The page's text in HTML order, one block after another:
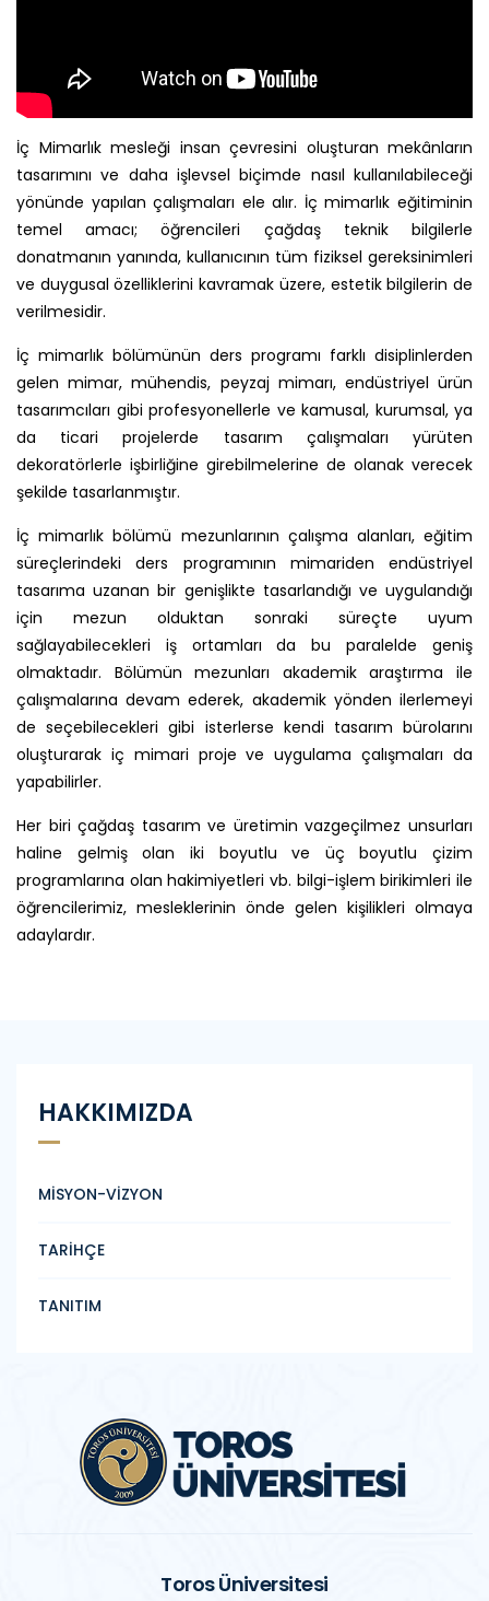
İç Mimarlık mesleği insan çevresini oluşturan mekânların
tasarımını ve daha işlevsel biçimde nasıl kullanılabileceği
yönünde yapılan çalışmaları ele alır. İç mimarlık eğitiminin
temel amacı; öğrencileri çağdaş teknik bilgilerle
donatmanın yanında, kullanıcının tüm fiziksel gereksinimleri
ve duygusal özelliklerini kavramak üzere, estetik bilgilerin de
verilmesidir.
İç mimarlık bölümünün ders programı farklı disiplinlerden
gelen mimar, mühendis, peyzaj mimarı, endüstriyel ürün
tasarımcıları gibi profesyonellerle ve kamusal, kurumsal, ya
da ticari projelerde tasarım çalışmaları yürüten
dekoratörlerle işbirliğine girebilmelerine de olanak verecek
şekilde tasarlanmıştır.
İç mimarlık bölümü mezunlarının çalışma alanları, eğitim
süreçlerindeki ders programının mimariden endüstriyel
tasarıma uzanan bir genişlikte tasarlandığı ve uygulandığı
için mezun olduktan sonraki süreçte uyum
sağlayabilecekleri iş ortamları da bu paralelde geniş
olmaktadır. Bölümün mezunları akademik araştırma ile
çalışmalarına devam ederek, akademik yönden ilerlemeyi
de seçebilecekleri gibi isterlerse kendi tasarım bürolarını
oluşturarak iç mimari proje ve uygulama çalışmaları da
yapabilirler.
Her biri çağdaş tasarım ve üretimin vazgeçilmez unsurları
haline gelmiş olan iki boyutlu ve üç boyutlu çizim
programlarına olan hakimiyetleri vb. bilgi-işlem birikimleri ile
öğrencilerimiz, mesleklerinin önde gelen kişilikleri olmaya
adaylardır.
HAKKIMIZDA
MİSYON-VİZYON
TARİHÇE
TANITIM
Toros Üniversitesi